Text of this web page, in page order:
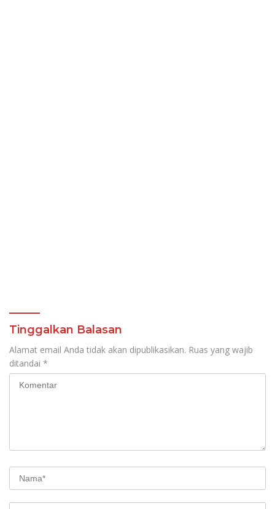
Tinggalkan Balasan
Alamat email Anda tidak akan dipublikasikan. Ruas yang wajib
ditandai *